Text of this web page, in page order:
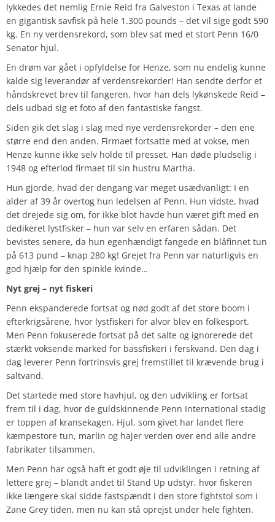
lykkedes det nemlig Ernie Reid fra Galveston i Texas at lande
en gigantisk savfisk på hele 1.300 pounds – det vil sige godt 590
kg. En ny verdensrekord, som blev sat med et stort Penn 16/0
Senator hjul.
En drøm var gået i opfyldelse for Henze, som nu endelig kunne
kalde sig leverandør af verdensrekorder! Han sendte derfor et
håndskrevet brev til fangeren, hvor han dels lykønskede Reid –
dels udbad sig et foto af den fantastiske fangst.
Siden gik det slag i slag med nye verdensrekorder – den ene
større end den anden. Firmaet fortsatte med at vokse, men
Henze kunne ikke selv holde til presset. Han døde pludselig i
1948 og efterlod firmaet til sin hustru Martha.
Hun gjorde, hvad der dengang var meget usædvanligt: I en
alder af 39 år overtog hun ledelsen af Penn. Hun vidste, hvad
det drejede sig om, for ikke blot havde hun været gift med en
dedikeret lystfisker – hun var selv en erfaren sådan. Det
bevistes senere, da hun egenhændigt fangede en blåfinnet tun
på 613 pund – knap 280 kg! Grejet fra Penn var naturligvis en
god hjælp for den spinkle kvinde…
Nyt grej – nyt fiskeri
Penn ekspanderede fortsat og nød godt af det store boom i
efterkrigsårene, hvor lystfiskeri for alvor blev en folkesport.
Men Penn fokuserede fortsat på det salte og ignorerede det
stærkt voksende marked for bassfiskeri i ferskvand. Den dag i
dag leverer Penn fortrinsvis grej fremstillet til krævende brug i
saltvand.
Det startede med store havhjul, og den udvikling er fortsat
frem til i dag, hvor de guldskinnende Penn International stadig
er toppen af kransekagen. Hjul, som givet har landet flere
kæmpestore tun, marlin og hajer verden over end alle andre
fabrikater tilsammen.
Men Penn har også haft et godt øje til udviklingen i retning af
lettere grej – blandt andet til Stand Up udstyr, hvor fiskeren
ikke længere skal sidde fastspændt i den store fightstol som i
Zane Grey tiden, men nu kan stå oprejst under hele fighten.